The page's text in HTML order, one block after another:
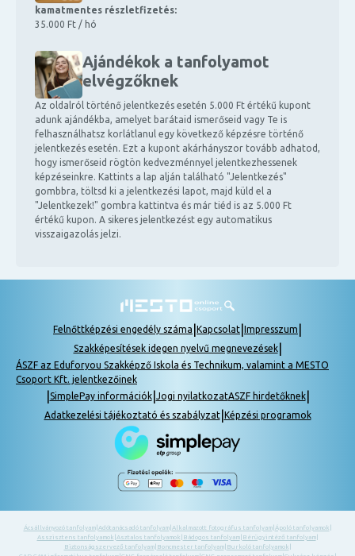
kamatmentes részletfizetés:
35.000 Ft / hó
Ajándékok a tanfolyamot
elvégzőknek
Az oldalról történő jelentkezés esetén 5.000 Ft értékű kupont
adunk ajándékba, amelyet barátaid ismerőseid vagy Te is
felhasználhatsz korlátlanul egy következő képzésre történő
jelentkezés esetén. Ezt a kupont akárhányszor tovább adhatod,
hogy ismerőseid rögtön kedvezménnyel jelentkezhessenek
képzéseinkre. Kattints a lap alján található "Jelentkezés"
gombbra, töltsd ki a jelentkezési lapot, majd küld el a
"Jelentkezek!" gombra kattintva és már tiéd is az 5.000 Ft
értékű kupon. A sikeres jelentkezést egy automatikus
visszaigazolás jelzi.
Felnőttképzési engedély száma Kapcsolat Impresszum
Szakképesítések idegen nyelvű megnevezések|
ÁSZF az Eduforyou Szakképző Iskola és Technikum, valamint a MESTO
Csoport Kft. jelentkezőinek
SimplePay információk| Jogi nyilatkozatASZF hirdetőknek|
Adatkezelési tájékoztató és szabályzat| Képzési programok
Ácsállványozó tanfolyam| Adótanácsadó tanfolyam| Alkalmazott fotográfus tanfolyam| Ápoló tanfolyamok
Asszisztens tanfolyamok Asztalos tanfolyamok Bádogos tanfolyam| Bérügyintéző tanfolyam|
Biztonságszervező tanfolyam| Boncmester tanfolyam| Burkoló tanfolyamok